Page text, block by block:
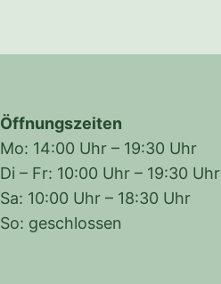
Öffnungszeiten
Mo: 14:00 Uhr – 19:30 Uhr
Di – Fr: 10:00 Uhr – 19:30 Uhr
Sa: 10:00 Uhr – 18:30 Uhr
So: geschlossen